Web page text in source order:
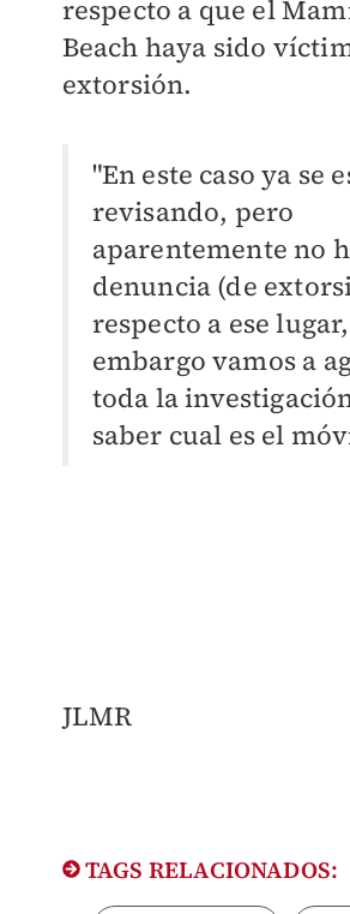
respecto a que el
Beach haya sido
extorsión.
"En este caso ya se
revisando, pero
aparentemente no
denuncia (de
respecto a ese
embargo vamos a
toda la
saber cual es el
JLMR
TAGS RELACIONADOS: